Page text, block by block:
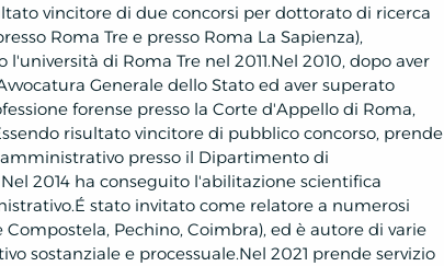
vincitore di due concorsi per dottorato di ricerca
Roma Tre e presso Roma La Sapienza),
di Roma Tre nel 2011.Nel 2010, dopo aver
Generale dello Stato ed aver superato
forense presso la Corte d'Appello di Roma,
risultato vincitore di pubblico concorso, prende
presso il Dipartimento di
2014 ha conseguito l'abilitazione scientifica
stato invitato come relatore a numerosi
Pechino, Coimbra), ed è autore di varie
sostanziale e processuale.Nel 2021 prende servizio